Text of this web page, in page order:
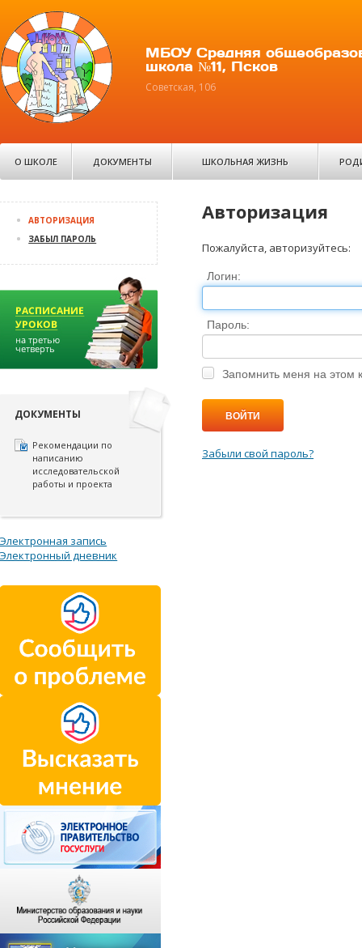
МБОУ Средняя
школа №11, Псков
Советская, 106
О ШКОЛЕ ДОКУМЕНТЫ ШКОЛЬНАЯ ЖИЗНЬ
Авторизация
Пожалуйста, авторизуйтесь:
Логин:
Пароль:
Запомнить меня на этом
ВОЙТИ
Забыли свой пароль?
АВТОРИЗАЦИЯ
ЗАБЫЛ ПАРОЛЬ
ДОКУМЕНТЫ
Рекомендации по
написанию
исследовательской
работы и проекта
Электронная запись
Электронный дневник